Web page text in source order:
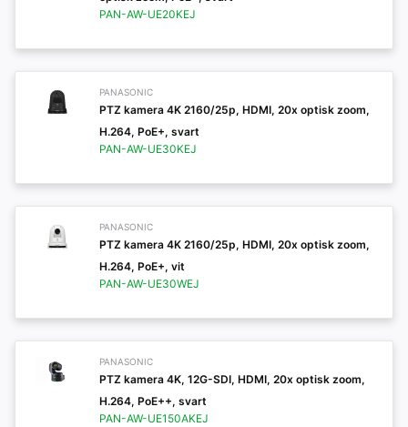
PAN-AW-UE20KEJ
PANASONIC
PTZ kamera 4K 2160/25p, HDMI, 20x optisk zoom,
H.264, PoE+, svart
PAN-AW-UE30KEJ
PANASONIC
PTZ kamera 4K 2160/25p, HDMI, 20x optisk zoom,
H.264, PoE+, vit
PAN-AW-UE30WEJ
PANASONIC
PTZ kamera 4K, 12G-SDI, HDMI, 20x optisk zoom,
H.264, PoE++, svart
PAN-AW-UE150AKEJ